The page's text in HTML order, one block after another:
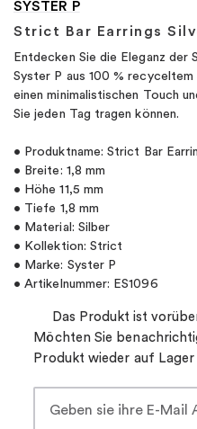
SYSTER P
Strict Bar Earrings
Entdecken Sie die Eleganz
Syster P aus 100 % recyceltem
einen minimalistischen Touch
Sie jeden Tag tragen können.
• Produktname: Strict Bar
• Breite: 1,8 mm
• Höhe 11,5 mm
• Tiefe 1,8 mm
• Material: Silber
• Kollektion: Strict
• Marke: Syster P
• Artikelnummer: ES1096
Das Produkt ist
Möchten Sie
Produkt wieder auf Lager